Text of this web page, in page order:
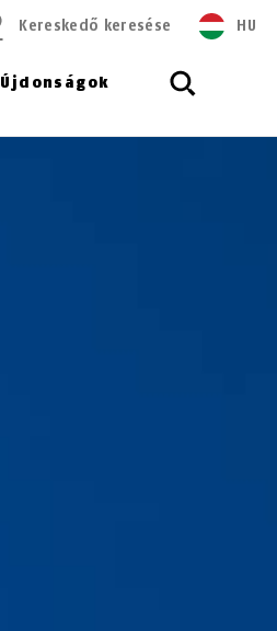
Újdonságok
Kereskedő keresése HU